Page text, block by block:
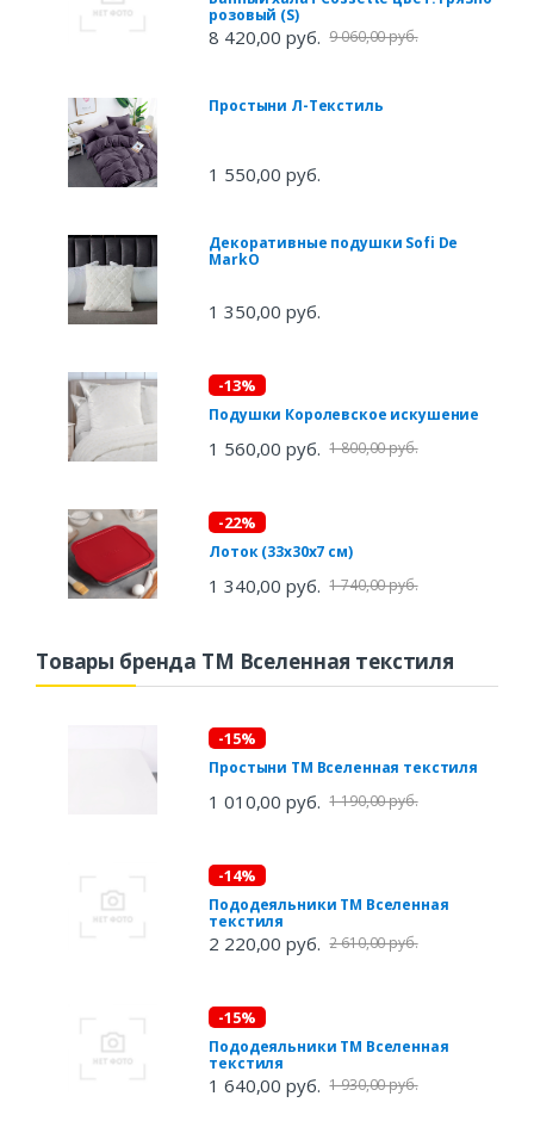
розовый (S)
8 420,00 руб. 9 060,00 руб.
Простыни Л-Текстиль
1 550,00 руб.
Декоративные подушки Sofi De
MarkO
1 350,00 руб.
-13%
Подушки Королевское искушение
1 560,00 руб. 1 800,00 руб.
-22%
Лоток (33х30х7 см)
1 340,00 руб. 1 740,00 руб.
Товары бренда ТМ Вселенная текстиля
-15%
Простыни ТМ Вселенная текстиля
1 010,00 руб. 1 190,00 руб.
-14%
Пододеяльники ТМ Вселенная
текстиля
2 220,00 руб. 2 610,00 руб.
-15%
Пододеяльники ТМ Вселенная
текстиля
1 640,00 руб. 1 930,00 руб.